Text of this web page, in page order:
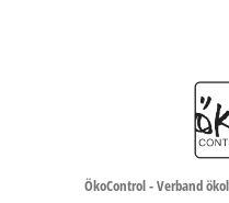
ÖkoControl - Verband